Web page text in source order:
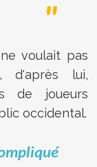
voulait pas
d'après lui,
de joueurs
occidental.